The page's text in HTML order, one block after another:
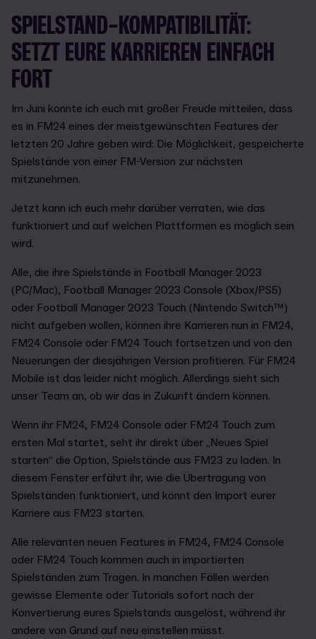
SPIELSTAND-KOMPATIBILITÄT:
SETZT EURE KARRIEREN EINFACH
FORT
Im Juni konnte ich euch mit großer Freude mitteilen, dass
es in FM24 eines der meistgewünschten Features der
letzten 20 Jahre geben wird: Die Möglichkeit, gespeicherte
Spielstände von einer FM-Version zur nächsten
mitzunehmen.
Jetzt kann ich euch mehr darüber verraten, wie das
funktioniert und auf welchen Plattformen es möglich sein
wird.
Alle, die ihre Spielstände in Football Manager 2023
(PC/Mac), Football Manager 2023 Console (Xbox/PS5)
oder Football Manager 2023 Touch (Nintendo Switch™)
nicht aufgeben wollen, können ihre Karrieren nun in FM24,
FM24 Console oder FM24 Touch fortsetzen und von den
Neuerungen der diesjährigen Version profitieren. Für FM24
Mobile ist das leider nicht möglich. Allerdings sieht sich
unser Team an, ob wir das in Zukunft ändern können.
Wenn ihr FM24, FM24 Console oder FM24 Touch zum
ersten Mal startet, seht ihr direkt über „Neues Spiel
starten“ die Option, Spielstände aus FM23 zu laden. In
diesem Fenster erfährt ihr, wie die Übertragung von
Spielständen funktioniert, und könnt den Import eurer
Karriere aus FM23 starten.
Alle relevanten neuen Features in FM24, FM24 Console
oder FM24 Touch kommen auch in importierten
Spielständen zum Tragen. In manchen Fällen werden
gewisse Elemente oder Tutorials sofort nach der
Konvertierung eures Spielstands ausgelöst, während ihr
andere von Grund auf neu einstellen müsst.